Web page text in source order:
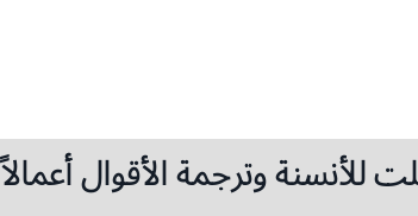
وترجمة الأقوال أعمالاً